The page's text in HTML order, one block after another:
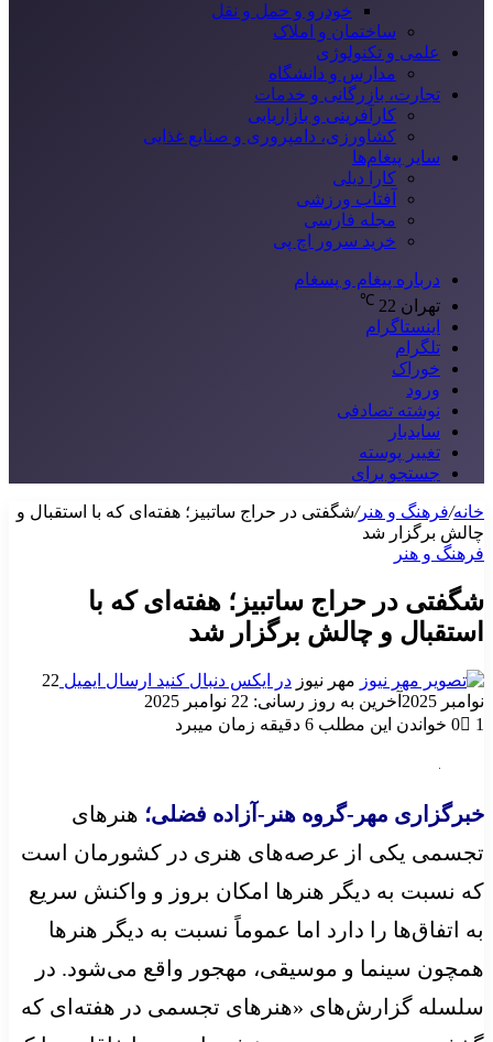
خودرو و حمل و نقل
ساختمان و املاک
علمی و تکنولوژی
مدارس و دانشگاه
تجارت، بازرگانی و خدمات
کارآفرینی و بازاریابی
کشاورزی، دامپروری و صنایع غذایی
سایر پیغام‌ها
کارا دیلی
آفتاب ورزشی
مجله فارسی
خرید سرور اچ پی
درباره پیغام و پسغام
تهران 22
℃
اینستاگرام
تلگرام
خوراک
ورود
نوشته تصادفی
سایدبار
تغییر پوسته
جستجو برای
خانه/فرهنگ و هنر/شگفتی در حراج ساتبیز؛ هفته‌ای که با استقبال و
چالش برگزار شد
فرهنگ و هنر
شگفتی در حراج ساتبیز؛ هفته‌ای که با
استقبال و چالش برگزار شد
مهر نیوز در ایکس دنبال کنید ارسال ایمیل 22
نوامبر 2025
آخرین به روز رسانی: 22 نوامبر 2025
0
1 خواندن این مطلب 6 دقیقه زمان میبرد
خبرگزاری مهر-گروه هنر-آزاده فضلی؛ هنرهای
تجسمی یکی از عرصه‌های هنری در کشورمان است
که نسبت به دیگر هنرها امکان بروز و واکنش سریع
به اتفاق‌ها را دارد اما عموماً نسبت به دیگر هنرها
همچون سینما و موسیقی، مهجور واقع می‌شود. در
سلسله گزارش‌های «هنرهای تجسمی در هفته‌ای که